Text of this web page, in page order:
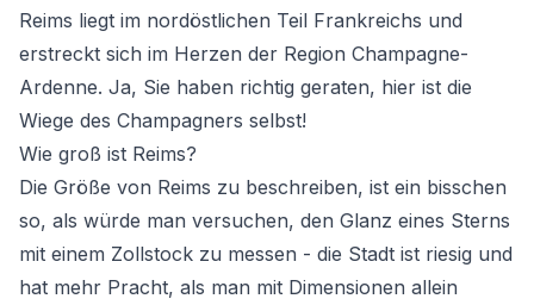
Reims liegt im nordöstlichen Teil Frankreichs und
erstreckt sich im Herzen der Region Champagne-
Ardenne. Ja, Sie haben richtig geraten, hier ist die
Wiege des Champagners selbst!
Wie groß ist Reims?
Die Größe von Reims zu beschreiben, ist ein bisschen
so, als würde man versuchen, den Glanz eines Sterns
mit einem Zollstock zu messen - die Stadt ist riesig und
hat mehr Pracht, als man mit Dimensionen allein